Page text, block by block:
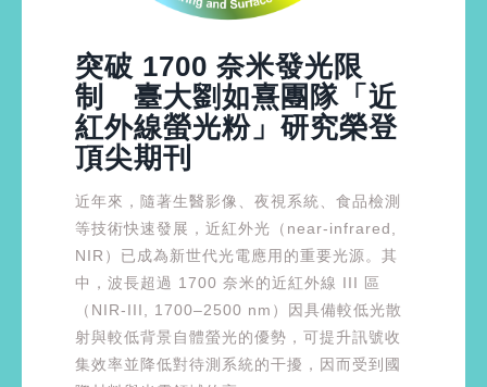
突破 1700 奈米發光限
制 臺大劉如熹團隊「近
紅外線螢光粉」研究榮登
頂尖期刊
近年來，隨著生醫影像、夜視系統、食品檢測
等技術快速發展，近紅外光（near-infrared,
NIR）已成為新世代光電應用的重要光源。其
中，波長超過 1700 奈米的近紅外線 III 區
（NIR-III, 1700–2500 nm）因具備較低光散
射與較低背景自體螢光的優勢，可提升訊號收
集效率並降低對待測系統的干擾，因而受到國